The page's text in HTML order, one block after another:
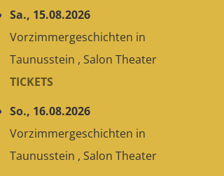
Sa., 15.08.2026
Vorzimmergeschichten in
Taunusstein , Salon Theater
TICKETS
So., 16.08.2026
Vorzimmergeschichten in
Taunusstein , Salon Theater